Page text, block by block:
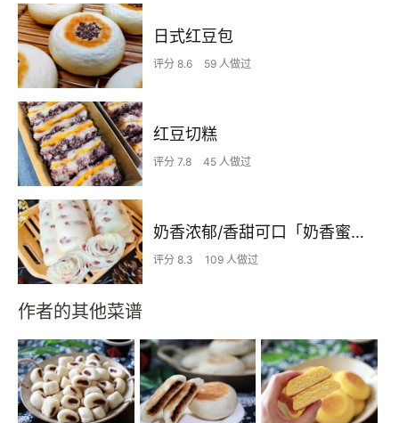
日式红豆包
评分 8.6 59 人做过
红豆切糕
评分 7.8 45 人做过
奶香浓郁/香甜可口「奶香蜜豆卷」😍😍😍
评分 8.3 109 人做过
作者的其他菜谱